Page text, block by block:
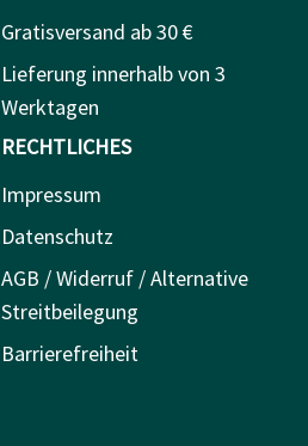
Gratisversand ab 30 €
Lieferung innerhalb von 3
Werktagen
RECHTLICHES
Impressum
Datenschutz
AGB / Widerruf / Alternative
Streitbeilegung
Barrierefreiheit